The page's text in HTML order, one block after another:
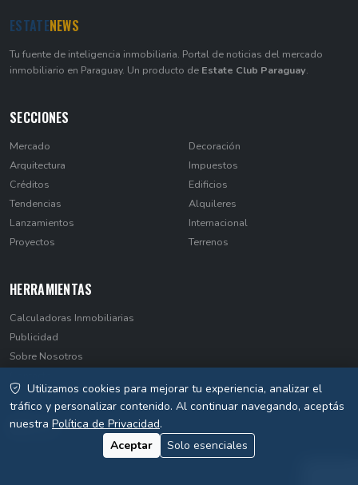
ESTATENEWS
Tu fuente de inteligencia inmobiliaria. Portal de noticias del mercado
inmobiliario en Paraguay. Un producto de Estate Club Paraguay.
SECCIONES
Mercado
Arquitectura
Créditos
Tendencias
Lanzamientos
Proyectos
Decoración
Impuestos
Edificios
Alquileres
Internacional
Terrenos
HERRAMIENTAS
Calculadoras Inmobiliarias
Publicidad
Sobre Nosotros
Privacidad
Utilizamos cookies para mejorar tu experiencia, analizar el
tráfico y personalizar contenido. Al continuar navegando, aceptás
nuestra Política de Privacidad.
Aceptar
Solo esenciales